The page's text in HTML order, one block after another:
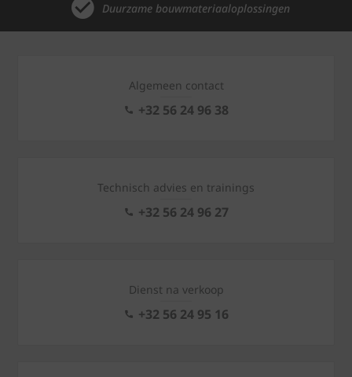
Duurzame bouwmateriaaloplossingen
Algemeen contact
+32 56 24 96 38
Technisch advies en trainings
+32 56 24 96 27
Dienst na verkoop
+32 56 24 95 16